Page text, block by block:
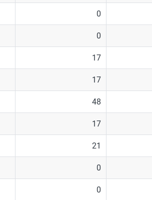
43円
66円
111円
220円
160円
社為替レート（ニューヨーククローズ・MIDレ
ト/円と南アフリカランド/円とメキシコペソ/
0
0
17
17
48
17
21
0
0